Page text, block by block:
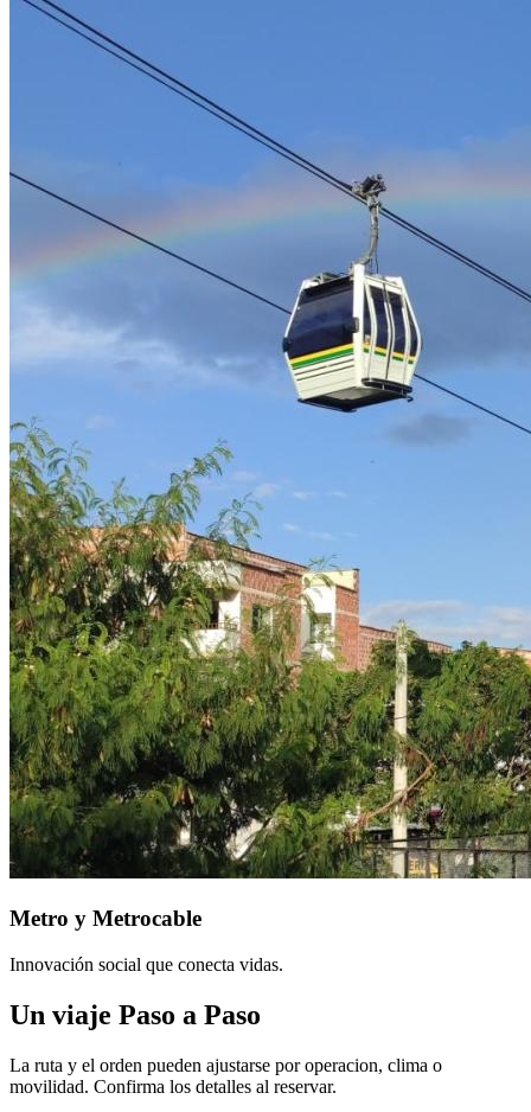
Metro y Metrocable
Innovación social que conecta vidas.
Un viaje Paso a Paso
La ruta y el orden pueden ajustarse por operacion, clima o
movilidad. Confirma los detalles al reservar.